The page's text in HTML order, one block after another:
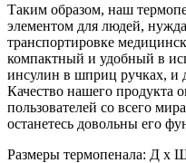
Таким образом, наш
элементом для людей,
транспортировке
компактный и удобный в
инсулин в шприц ручках, и
Качество нашего продукта
пользователей со всего
останетесь довольны его
Размеры термопенала: Д х